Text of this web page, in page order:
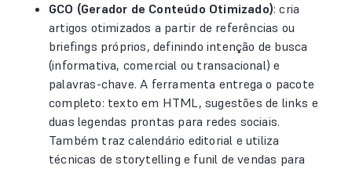
GCO (Gerador de Conteúdo Otimizado): cria
artigos otimizados a partir de referências ou
briefings próprios, definindo intenção de busca
(informativa, comercial ou transacional) e
palavras-chave. A ferramenta entrega o pacote
completo: texto em HTML, sugestões de links e
duas legendas prontas para redes sociais.
Também traz calendário editorial e utiliza
técnicas de storytelling e funil de vendas para